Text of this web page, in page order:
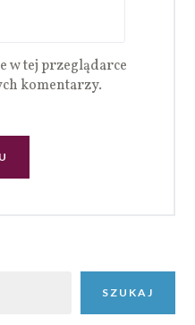
w tej przeglądarce
komentarzy.
SZUKAJ